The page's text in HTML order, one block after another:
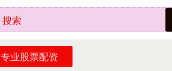
专业股票配资